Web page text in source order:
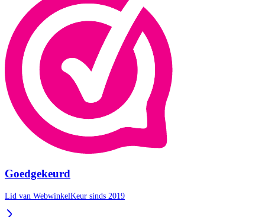
Goedgekeurd
Lid van WebwinkelKeur sinds 2019